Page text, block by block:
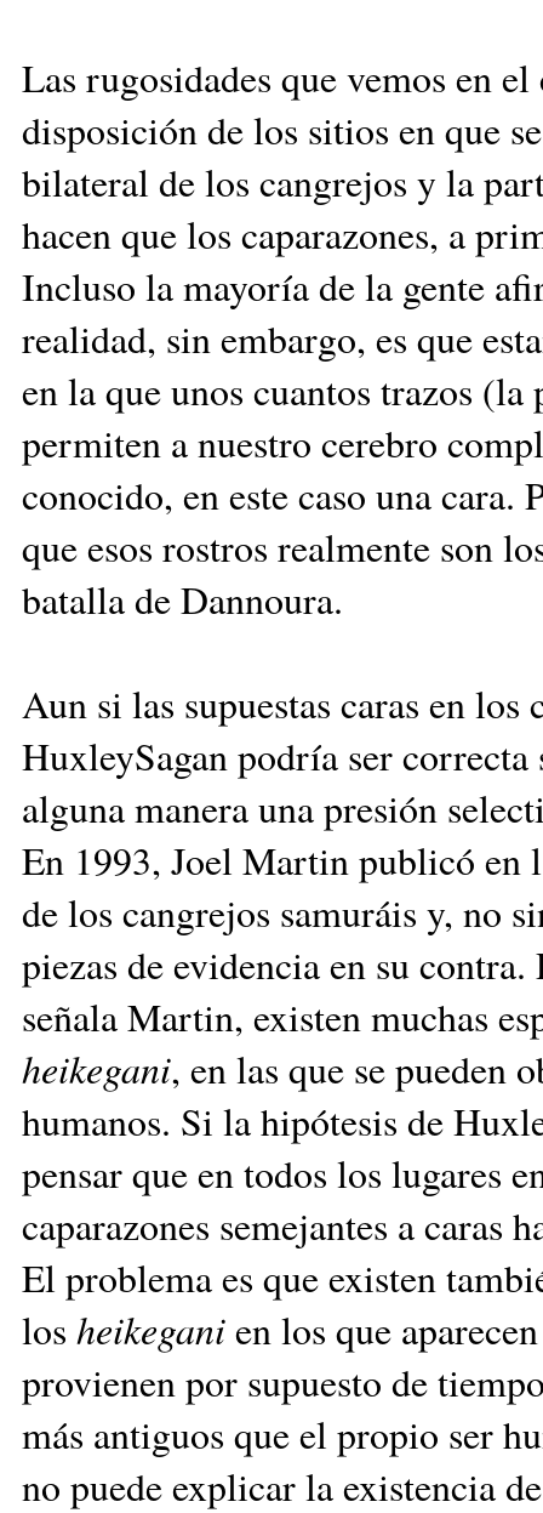
Las rugosidades que vemos en
disposición de los sitios en que
bilateral de los cangrejos y la
hacen que los caparazones, a
Incluso la mayoría de la gente
realidad, sin embargo, es que
en la que unos cuantos trazos
permiten a nuestro cerebro
conocido, en este caso una
que esos rostros realmente son
batalla de Dannoura.
Aun si las supuestas caras en
HuxleySagan podría ser correcta
alguna manera una presión
En 1993, Joel Martin publicó en
de los cangrejos samuráis y, no
piezas de evidencia en su
señala Martin, existen muchas
heikegani, en las que se pueden
humanos. Si la hipótesis de
pensar que en todos los lugares
caparazones semejantes a caras
El problema es que existen
los heikeganien los que
provienen por supuesto de
más antiguos que el propio ser
no puede explicar la existencia